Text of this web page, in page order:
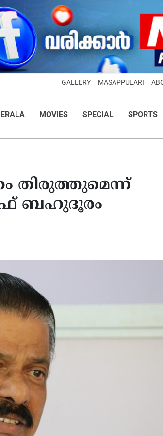
GALLERY MASAPPULARI
MOVIES SPECIAL SPORTS
തിരുത്തുമെന്ന്
ബഹുദൂരം
ശേഖരം
യു.എസ്
ചോർന്നതിൽ
കടുത്ത